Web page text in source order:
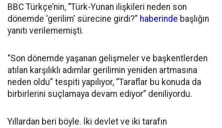
BBC Türkçe’nin, “Türk-Yunan ilişkileri neden son
dönemde 'gerilim' sürecine girdi?” haberinde başlığın
yanıtı verilememişti.
“Son dönemde yaşanan gelişmeler ve başkentlerden
atılan karşılıklı adımlar gerilimin yeniden artmasına
neden oldu” tespiti yapılıyor, “Taraflar bu konuda da
birbirlerini suçlamaya devam ediyor” deniliyordu.
Yıllardan beri böyle. İki devlet ve iki tarafın